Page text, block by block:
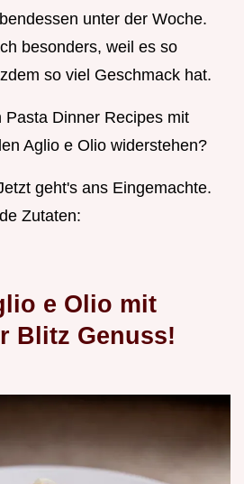
unter der Woche.
besonders, weil es so
so viel Geschmack hat.
Pasta Dinner Recipes mit
Aglio e Olio widerstehen?
geht's ans Eingemachte.
Zutaten:
e Olio mit
Blitz Genuss!